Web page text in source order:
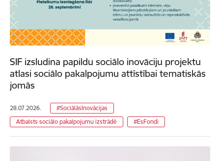
SIF izsludina papildu sociālo inovāciju projektu
atlasi sociālo pakalpojumu attīstībai tematiskās
jomās
28.07.2026.
#SociālāsInovācijas
Atbalsts sociālo pakalpojumu izstrādē
#EsFondi